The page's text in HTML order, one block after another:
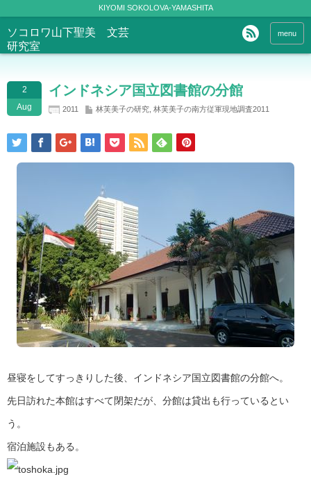
KIYOMI SOKOLOVA-YAMASHITA
ソコロワ山下聖美 文芸
研究室
menu
2
Aug
インドネシア国立図書館の分館
2011 林芙美子の研究 林芙美子の南方従軍現地調査2011
昼寝をしてすっきりした後、インドネシア国立図書館の分館へ。
先日訪れた本館はすべて閉架だが、分館は貸出も行っているとい
う。
宿泊施設もある。